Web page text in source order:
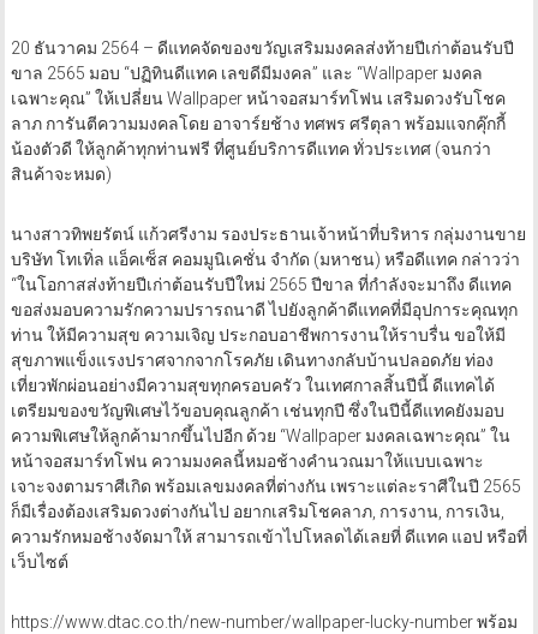
20 ธันวาคม 2564 – ดีแทคจัดของขวัญเสริมมงคลส่งท้ายปีเก่าต้อนรับปี
ขาล 2565 มอบ “ปฏิทินดีแทค เลขดีมีมงคล” และ “Wallpaper มงคล
เฉพาะคุณ” ให้เปลี่ยน Wallpaper หน้าจอสมาร์ทโฟน เสริมดวงรับโชค
ลาภ การันตีความมงคลโดย อาจาร์ยช้าง ทศพร ศรีตุลา พร้อมแจกคุ๊กกี้
น้องตัวดี ให้ลูกค้าทุกท่านฟรี ที่ศูนย์บริการดีแทค ทั่วประเทศ (จนกว่า
สินค้าจะหมด)
นางสาวทิพยรัตน์ แก้วศรีงาม รองประธานเจ้าหน้าที่บริหาร กลุ่มงานขาย
บริษัท โทเทิ่ล แอ็คเซ็ส คอมมูนิเคชั่น จำกัด (มหาชน) หรือดีแทค กล่าวว่า
“ในโอกาสส่งท้ายปีเก่าต้อนรับปีใหม่ 2565 ปีขาล ที่กำลังจะมาถึง ดีแทค
ขอส่งมอบความรักความปรารถนาดี ไปยังลูกค้าดีแทคที่มีอุปการะคุณทุก
ท่าน ให้มีความสุข ความเจิญ ประกอบอาชีพการงานให้ราบรื่น ขอให้มี
สุขภาพแข็งแรงปราศจากจากโรคภัย เดินทางกลับบ้านปลอดภัย ท่อง
เที่ยวพักผ่อนอย่างมีความสุขทุกครอบครัว ในเทศกาลสิ้นปีนี้ ดีแทคได้
เตรียมของขวัญพิเศษไว้ขอบคุณลูกค้า เช่นทุกปี ซึ่งในปีนี้ดีแทคยังมอบ
ความพิเศษให้ลูกค้ามากขึ้นไปอีก ด้วย “Wallpaper มงคลเฉพาะคุณ” ใน
หน้าจอสมาร์ทโฟน ความมงคลนี้หมอช้างคำนวณมาให้แบบเฉพาะ
เจาะจงตามราศีเกิด พร้อมเลขมงคลที่ต่างกัน เพราะแต่ละราศีในปี 2565
ก็มีเรื่องต้องเสริมดวงต่างกันไป อยากเสริมโชคลาภ, การงาน, การเงิน,
ความรักหมอช้างจัดมาให้ สามารถเข้าไปโหลดได้เลยที่ ดีแทค แอป หรือที่
เว็บไซต์
https://www.dtac.co.th/new-number/wallpaper-lucky-number พร้อม